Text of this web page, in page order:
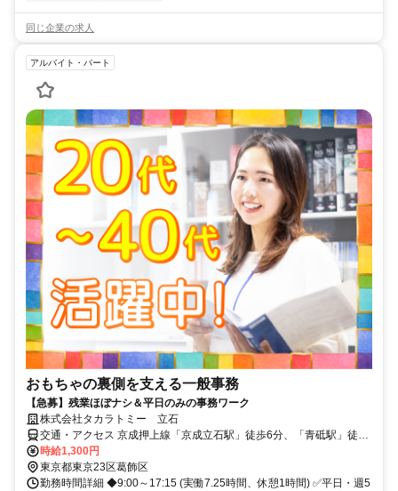
同じ企業の求人
アルバイト・パート
おもちゃの裏側を支える一般事務
【急募】残業ほぼナシ＆平日のみの事務ワーク
株式会社タカラトミー 立石
交通・アクセス 京成押上線「京成立石駅」徒歩6分、「青砥駅」徒歩
12分、「お花茶屋駅」徒歩17分
時給1,300円
東京都東京23区葛飾区
勤務時間詳細 ◆9:00～17:15 (実働7.25時間、休憩1時間) ✅平日・週5